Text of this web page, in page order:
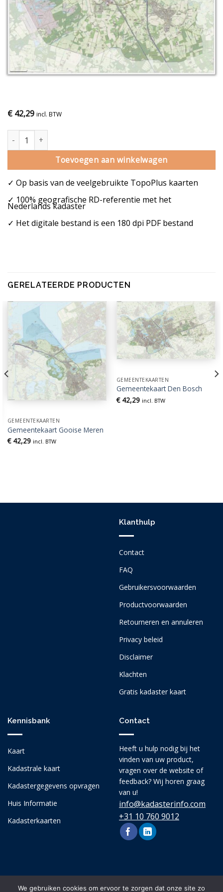
€ 42,29 incl. BTW
Gemeentekaart Boxtel aantal
Toevoegen aan winkelwagen
✓ Op basis van de veelgebruikte TopoPlus kaarten
✓ 100% geografische RD-referentie met het
Nederlands kadaster
✓ Het digitale bestand is een 180 dpi PDF bestand
GERELATEERDE PRODUCTEN
GEMEENTEKAARTEN
Gemeentekaart Gooise Meren
€42,29 incl. BTW
GEMEENTEKAARTEN
Gemeentekaart Den Bosch
€42,29 incl. BTW
Klanthulp
Contact
FAQ
Gebruikersvoorwaarden
Productvoorwaarden
Retourneren en annuleren
Privacy beleid
Disclaimer
Klachten
Gratis kadaster kaart
Kennisbank
Kaart
Kadastrale kaart
Kadastergegevens opvragen
Huis Informatie
Kadasterkaarten
Contact
Heeft u hulp nodig bij het
vinden van uw product,
vragen over de website of
feedback? Wij horen graag
van u!
info@kadasterinfo.com
+31 10 760 9012
We gebruiken cookies om ervoor te zorgen dat onze site zo